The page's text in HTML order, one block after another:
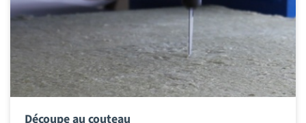
Découpe au couteau